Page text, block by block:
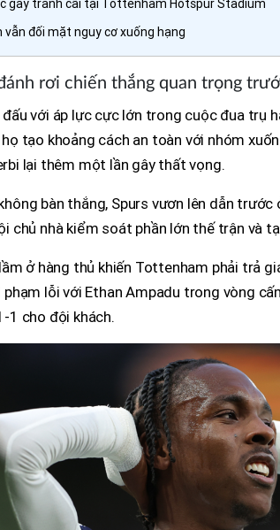
gây tranh cãi tại Tottenham Hotspur Stadium
đối mặt nguy cơ xuống hạng
rơi chiến thắng quan trọng
với áp lực cực lớn trong cuộc đua trụ
tạo khoảng cách an toàn với nhóm
lại thêm một lần gây thất vọng.
bàn thắng, Spurs vươn lên dẫn
chủ nhà kiểm soát phần lớn thế trận và
ở hàng thủ khiến Tottenham phải trả
phạm lỗi với Ethan Ampadu trong vòng
1 cho đội khách.